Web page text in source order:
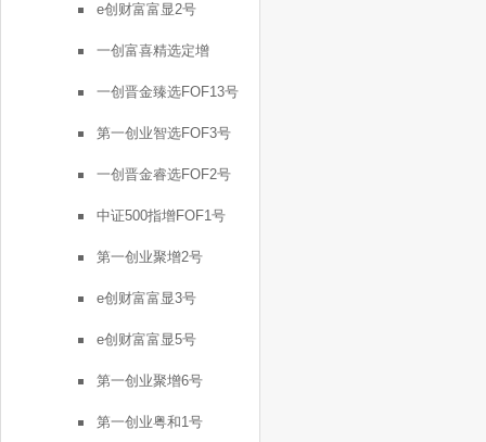
e创财富富显2号
一创富喜精选定增
一创晋金臻选FOF13号
第一创业智选FOF3号
一创晋金睿选FOF2号
中证500指增FOF1号
第一创业聚增2号
e创财富富显3号
e创财富富显5号
第一创业聚增6号
第一创业粤和1号